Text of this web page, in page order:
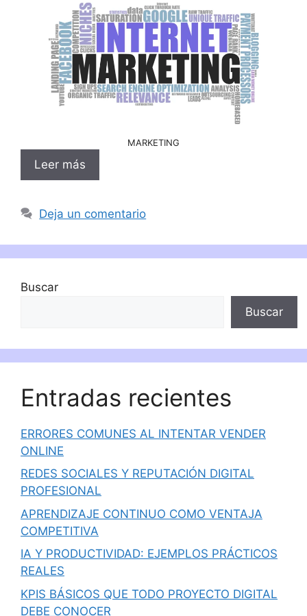
MARKETING
Leer más
Deja un comentario
Buscar
Buscar
Entradas recientes
ERRORES COMUNES AL INTENTAR VENDER
ONLINE
REDES SOCIALES Y REPUTACIÓN DIGITAL
PROFESIONAL
APRENDIZAJE CONTINUO COMO VENTAJA
COMPETITIVA
IA Y PRODUCTIVIDAD: EJEMPLOS PRÁCTICOS
REALES
KPIS BÁSICOS QUE TODO PROYECTO DIGITAL
DEBE CONOCER